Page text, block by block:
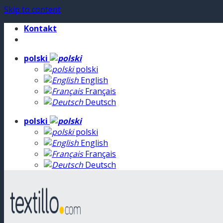
Skip to content
Kontakt
polski
polski
English
Français
Deutsch
polski
polski
English
Français
Deutsch